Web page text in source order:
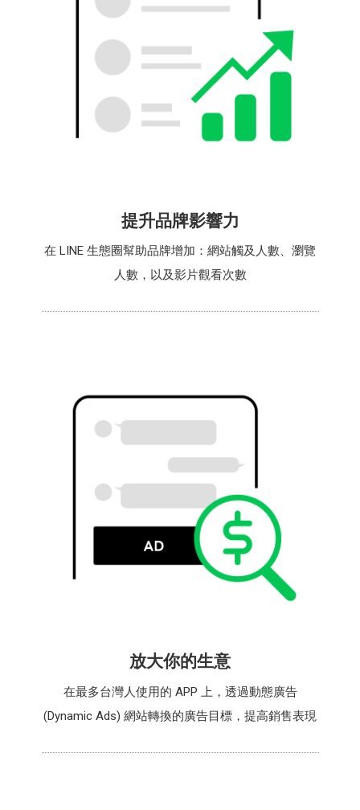
提升品牌影響力
在 LINE 生態圈幫助品牌增加：網站觸及人數、瀏覽
人數，以及影片觀看次數
放大你的生意
在最多台灣人使用的 APP 上，透過動態廣告
(Dynamic Ads) 網站轉換的廣告目標，提高銷售表現